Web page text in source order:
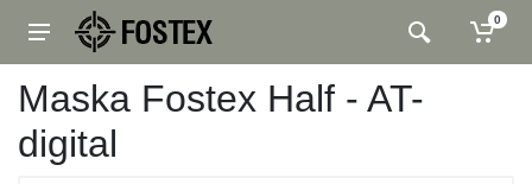
0
Maska Fostex Half - AT-
digital